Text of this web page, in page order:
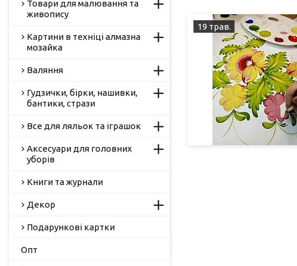
19 трав.
Товари для малювання та
живопису
Картини в техніці алмазна
мозайка
Валяння
Гудзички, бірки, нашивки,
бантики, стрази
Все для ляльок та іграшок
Аксесуари для головних
уборів
Книги та журнали
Декор
Подарункові картки
Опт